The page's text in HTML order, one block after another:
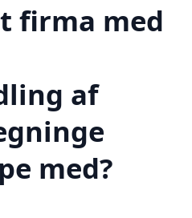
firma med
af
med?